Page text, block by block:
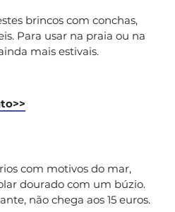
brincos com conchas,
Para usar na praia ou na
mais estivais.
com motivos do mar,
dourado com um búzio.
não chega aos 15 euros.